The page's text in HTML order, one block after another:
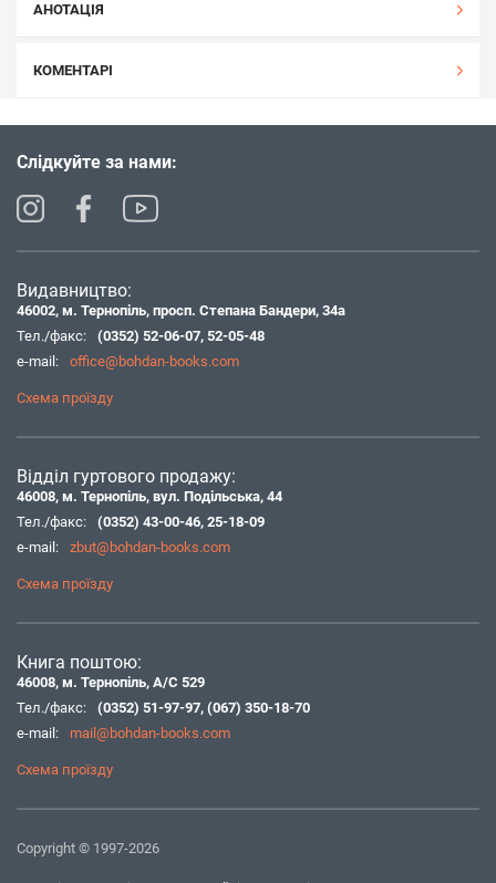
АНОТАЦІЯ
КОМЕНТАРІ
Слідкуйте за нами:
Видавництво:
46002, м. Тернопіль, просп. Степана Бандери, 34а
Тел./факс:
(0352) 52-06-07, 52-05-48
e-mail:
office@bohdan-books.com
Схема проїзду
Відділ гуртового продажу:
46008, м. Тернопіль, вул. Подільська, 44
Тел./факс:
(0352) 43-00-46, 25-18-09
e-mail:
zbut@bohdan-books.com
Схема проїзду
Книга поштою:
46008, м. Тернопіль, А/С 529
Тел./факс:
(0352) 51-97-97, (067) 350-18-70
e-mail:
mail@bohdan-books.com
Схема проїзду
Copyright © 1997-2026